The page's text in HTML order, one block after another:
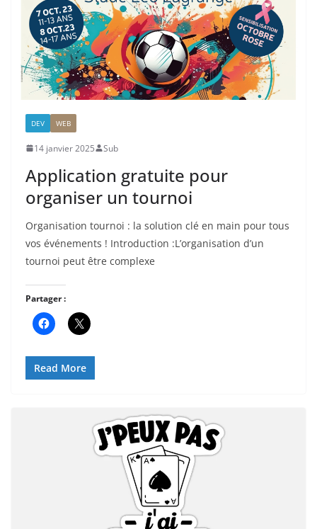
DEV WEB
14 janvier 2025 Sub
Application gratuite pour
organiser un tournoi
Organisation tournoi : la solution clé en main pour tous
vos événements ! Introduction :L’organisation d’un
tournoi peut être complexe
Partager :
Read More